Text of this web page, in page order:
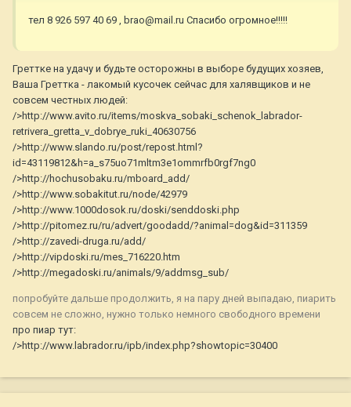
тел 8 926 597 40 69 , brao@mail.ru Спасибо огромное!!!!!
Греттке на удачу и будьте осторожны в выборе будущих хозяев,
Ваша Греттка - лакомый кусочек сейчас для халявщиков и не
совсем честных людей:
/>http://www.avito.ru/items/moskva_sobaki_schenok_labrador-
retrivera_gretta_v_dobrye_ruki_40630756
/>http://www.slando.ru/post/repost.html?
id=43119812&h=a_s75uo71mltm3e1ommrfb0rgf7ng0
/>http://hochusobaku.ru/mboard_add/
/>http://www.sobakitut.ru/node/42979
/>http://www.1000dosok.ru/doski/senddoski.php
/>http://pitomez.ru/ru/advert/goodadd/?animal=dog&id=311359
/>http://zavedi-druga.ru/add/
/>http://vipdoski.ru/mes_716220.htm
/>http://megadoski.ru/animals/9/addmsg_sub/
попробуйте дальше продолжить, я на пару дней выпадаю, пиарить
совсем не сложно, нужно только немного свободного времени
про пиар тут:
/>http://www.labrador.ru/ipb/index.php?showtopic=30400